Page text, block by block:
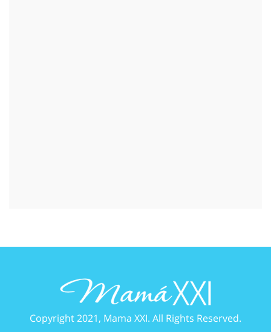
Copyright 2021, Mama XXI. All Rights Reserved.